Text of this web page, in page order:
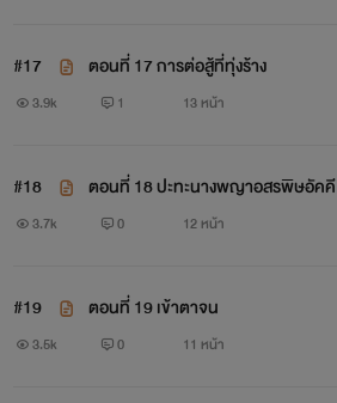
ระดับสูง
ระดับสวรรค์
ระดับเทพวิญญาณ
#17 ตอนที่ 17 การต่อสู้ที่ทุ่งร้าง
3.9k 1 13 หน้า
#18 ตอนที่ 18 ปะทะนางพญาอสรพิษอัคคี
3.7k 0 12 หน้า
#19 ตอนที่ 19 เข้าตาจน
3.5k 0 11 หน้า